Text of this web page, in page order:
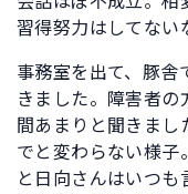
習得努力はしてない
事務室を出て、豚舎
きました。障害者
間あまりと聞きまし
でと変わらない様子
と日向さんはいつも